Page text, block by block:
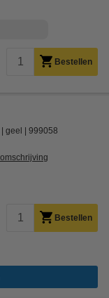
Bestellen
geel 999058
Bestellen